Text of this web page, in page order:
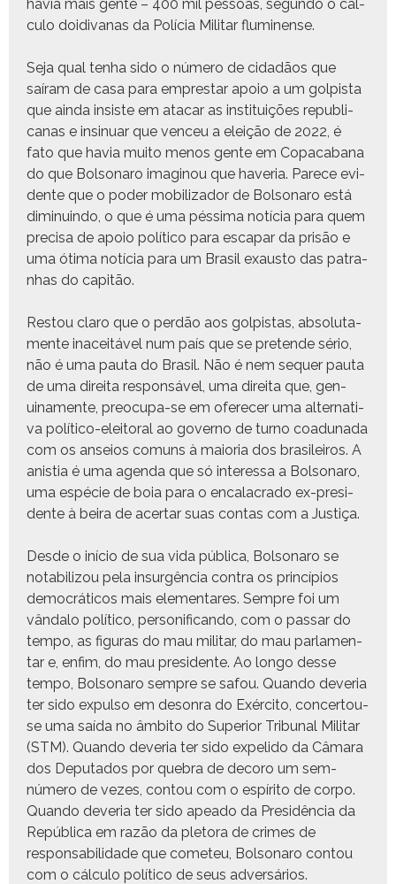
havia mais gente – 400 mil pes­soas, segun­do o cál­
cu­lo doidi­vanas da Polí­cia Mil­i­tar fluminense.
Seja qual ten­ha sido o número de cidadãos que
saíram de casa para emprestar apoio a um golpista
que ain­da insiste em atacar as insti­tu­ições repub­li­
canas e insin­uar que venceu a eleição de 2022, é
fato que havia muito menos gente em Copaca­bana
do que Bol­sonaro imag­i­nou que have­ria. Parece evi­
dente que o poder mobi­lizador de Bol­sonaro está
dimin­uin­do, o que é uma pés­si­ma notí­cia para quem
pre­cisa de apoio políti­co para escapar da prisão e
uma óti­ma notí­cia para um Brasil exaus­to das patra­
nhas do capitão.
Restou claro que o perdão aos golpis­tas, abso­lu­ta­
mente ina­ceitáv­el num país que se pre­tende sério,
não é uma pau­ta do Brasil. Não é nem sequer pau­ta
de uma dire­i­ta respon­sáv­el, uma dire­i­ta que, gen­
uina­mente, pre­ocu­pa-se em ofer­e­cer uma alter­na­ti­
va políti­co-eleitoral ao gov­er­no de turno coad­una­da
com os anseios comuns à maio­r­ia dos brasileiros. A
anis­tia é uma agen­da que só inter­es­sa a Bol­sonaro,
uma espé­cie de boia para o encalacra­do ex-pres­i­
dente à beira de acer­tar suas con­tas com a Justiça.
Des­de o iní­cio de sua vida públi­ca, Bol­sonaro se
nota­bi­li­zou pela insurgên­cia con­tra os princí­pios
democráti­cos mais ele­mentares. Sem­pre foi um
vân­da­lo políti­co, per­son­if­i­can­do, com o pas­sar do
tem­po, as fig­uras do mau mil­i­tar, do mau par­la­men­
tar e, enfim, do mau pres­i­dente. Ao lon­go desse
tem­po, Bol­sonaro sem­pre se safou. Quan­do dev­e­ria
ter sido expul­so em des­on­ra do Exérci­to, con­cer­tou-
se uma saí­da no âmbito do Supe­ri­or Tri­bunal Mil­i­tar
(STM). Quan­do dev­e­ria ter sido expeli­do da Câmara
dos Dep­uta­dos por que­bra de deco­ro um sem-
número de vezes, con­tou com o espíri­to de cor­po.
Quan­do dev­e­ria ter sido apea­do da Presidên­cia da
Repúbli­ca em razão da ple­to­ra de crimes de
respon­s­abil­i­dade que come­teu, Bol­sonaro con­tou
com o cál­cu­lo políti­co de seus adversários.